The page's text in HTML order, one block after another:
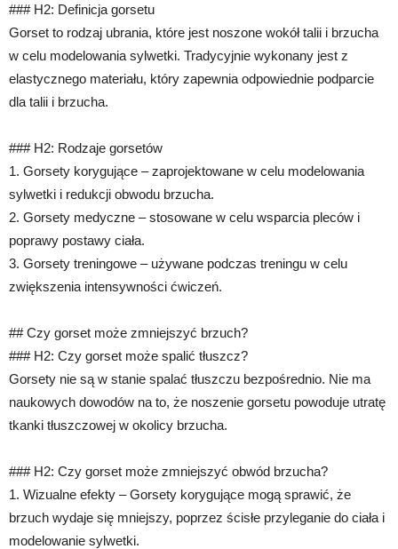
### H2: Definicja gorsetu
Gorset to rodzaj ubrania, które jest noszone wokół talii i brzucha
w celu modelowania sylwetki. Tradycyjnie wykonany jest z
elastycznego materiału, który zapewnia odpowiednie podparcie
dla talii i brzucha.
### H2: Rodzaje gorsetów
1. Gorsety korygujące – zaprojektowane w celu modelowania
sylwetki i redukcji obwodu brzucha.
2. Gorsety medyczne – stosowane w celu wsparcia pleców i
poprawy postawy ciała.
3. Gorsety treningowe – używane podczas treningu w celu
zwiększenia intensywności ćwiczeń.
## Czy gorset może zmniejszyć brzuch?
### H2: Czy gorset może spalić tłuszcz?
Gorsety nie są w stanie spalać tłuszczu bezpośrednio. Nie ma
naukowych dowodów na to, że noszenie gorsetu powoduje utratę
tkanki tłuszczowej w okolicy brzucha.
### H2: Czy gorset może zmniejszyć obwód brzucha?
1. Wizualne efekty – Gorsety korygujące mogą sprawić, że
brzuch wydaje się mniejszy, poprzez ścisłe przyleganie do ciała i
modelowanie sylwetki.